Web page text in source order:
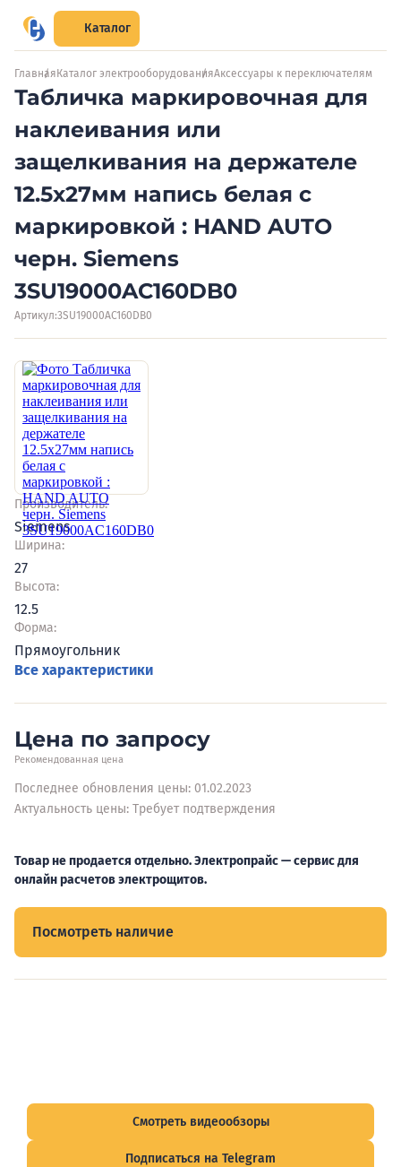
Каталог
Главная Каталог электрооборудованияАксессуары к переключателям
Табличка маркировочная для
наклеивания или
защелкивания на держателе
12.5х27мм напись белая с
маркировкой : HAND AUTO
черн. Siemens
3SU19000AC160DB0
Артикул:3SU19000AC160DB0
Производитель:
Siemens
Ширина:
27
Высота:
12.5
Форма:
Прямоугольник
Все характеристики
Цена по запросу
Рекомендованная цена
Последнее обновления цены: 01.02.2023
Актуальность цены: Требует подтверждения
Товар не продается отдельно. Электропрайс — сервис для
онлайн расчетов электрощитов.
Посмотреть наличие
Смотреть видеообзоры
Подписаться на Telegram